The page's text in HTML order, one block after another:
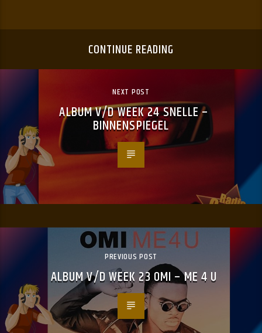
CONTINUE READING
NEXT POST
ALBUM V/D WEEK 24 SNELLE –
BINNENSPIEGEL
PREVIOUS POST
ALBUM V/D WEEK 23 OMI – ME 4 U